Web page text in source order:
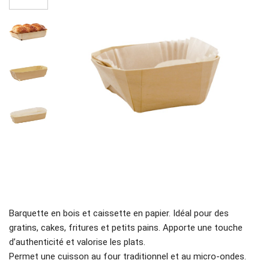
Barquette en bois et caissette en papier. Idéal pour des
gratins, cakes, fritures et petits pains. Apporte une touche
d’authenticité et valorise les plats.
Permet une cuisson au four traditionnel et au micro-ondes.